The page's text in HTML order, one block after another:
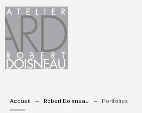
Accueil Robert Doisneau Portfolios